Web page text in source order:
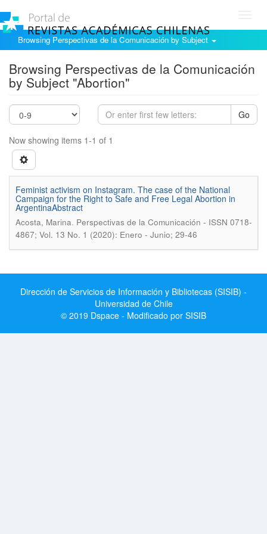
Browsing Perspectivas de la Comunicación by Subject
Browsing Perspectivas de la Comunicación
by Subject "Abortion"
Go
Now showing items 1-1 of 1
Feminist activism on Instagram. The case of the National
Campaign for the Right to Safe and Free Legal Abortion in
ArgentinaAbstract
Acosta, Marina. Perspectivas de la Comunicación - ISSN 0718-
4867; Vol. 13 No. 1 (2020): Enero - Junio; 29-46
Dirección de Servicios de Información y Bibliotecas (SISIB) -
Universidad de Chile
© 2019 Dspace - Modificado por SISIB